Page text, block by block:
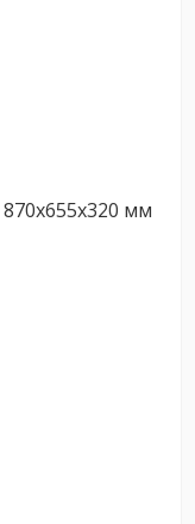
870x655x320 мм